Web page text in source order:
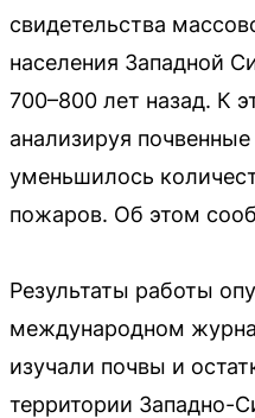
свидетельства
населения Западной
700–800 лет назад. К
анализируя
уменьшилось
пожаров. Об этом
Результаты работы
международном
изучали почвы и
территории Западно-